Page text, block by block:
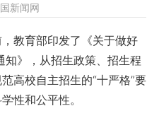
新闻网
教育部印发了《关于做好
》，从招生政策、招生程
高校自主招生的“十严格”要
性和公平性。